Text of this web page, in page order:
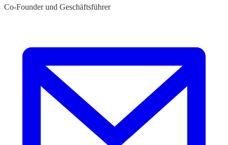
Co-Founder und Geschäftsführer